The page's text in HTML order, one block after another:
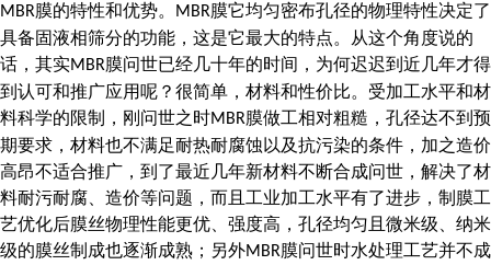
MBR膜的特性和优势。 MBR膜它均匀密布孔径的物理特性决定了
具备固液相筛分的功能，这是它最大的特点。从这个角度说的
话，其实MBR膜问世已经几十年的时间，为何迟迟到近几年才得
到认可和推广应用呢？很简单，材料和性价比。受加工水平和材
料科学的限制，刚问世之时MBR膜做工相对粗糙，孔径达不到预
期要求，材料也不满足耐热耐腐蚀以及抗污染的条件，加之造价
高昂不适合推广，到了最近几年新材料不断合成问世，解决了材
料耐污耐腐、造价等问题，而且工业加工水平有了进步，制膜工
艺优化后膜丝物理性能更优、强度高，孔径均匀且微米级、纳米
级的膜丝制成也逐渐成熟；另外MBR膜问世时水处理工艺并不成